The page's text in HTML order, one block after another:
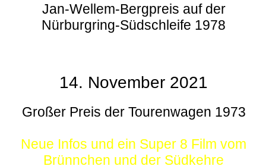
Jan-Wellem-Bergpreis auf der
Nürburgring-Südschleife 1978
14. November 2021
Großer Preis der Tourenwagen 1973
Neue Infos und ein Super 8 Film vom
Brünnchen und der Südkehre